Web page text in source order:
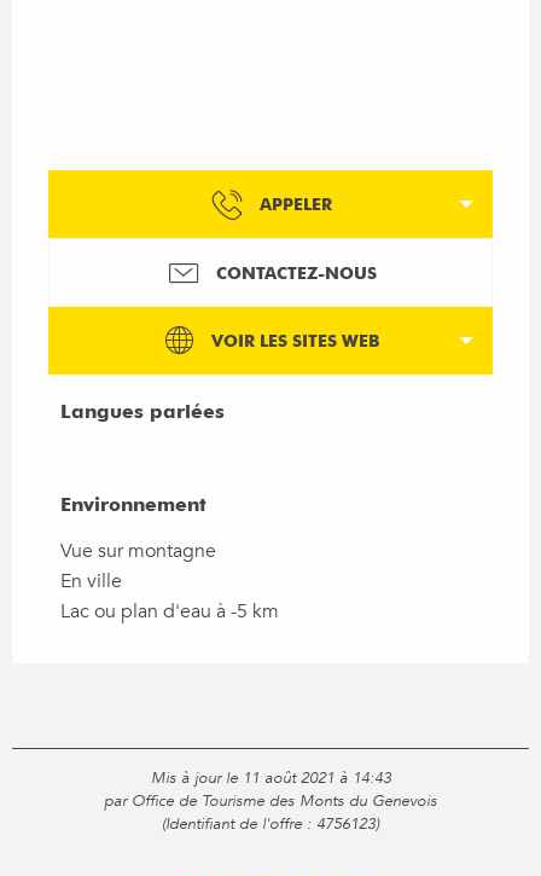
APPELER
CONTACTEZ-NOUS
VOIR LES SITES WEB
Langues parlées
Langues parlées
Environnement
Environnement
Vue sur montagne
En ville
Lac ou plan d'eau à -5 km
Mis à jour le 11 août 2021 à 14:43
par Office de Tourisme des Monts du Genevois
(Identifiant de l'offre : 4756123)